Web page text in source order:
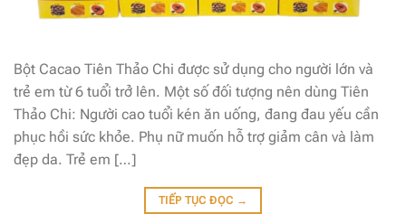
Bột Cacao Tiên Thảo Chi được sử dụng cho người lớn và
trẻ em từ 6 tuổi trở lên. Một số đối tượng nên dùng Tiên
Thảo Chi: Người cao tuổi kén ăn uống, đang đau yếu cần
phục hồi sức khỏe. Phụ nữ muốn hỗ trợ giảm cân và làm
đẹp da. Trẻ em […]
TIẾP TỤC ĐỌC →